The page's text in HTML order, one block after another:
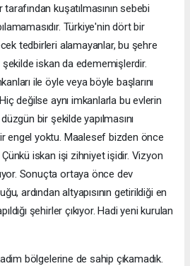
kuşatılmasının sebebi
Türkiye'nin dört bir
tedbirleri alamayanlar, bu şehre
şekilde iskan da edememişlerdir.
ile öyle veya böyle başlarını
değilse aynı imkanlarla bu evlerin
bir şekilde yapılmasını
engel yoktu. Maalesef bizden önce
Çünkü iskan işi zihniyet işidir. Vizyon
Sonuçta ortaya önce dev
ardından altyapısının getirildiği en
şehirler çıkıyor. Hadi yeni kurulan
bölgelerine de sahip çıkamadık.